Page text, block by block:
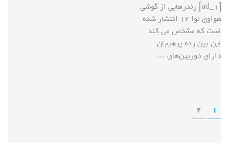
[ad_1] رندرهایی از گوشی
هواوی نوا ۱۲ انتشار شده
است که مشخص می کند
این بین رده پرهیجان
دارای دوربین‌های …
1
2